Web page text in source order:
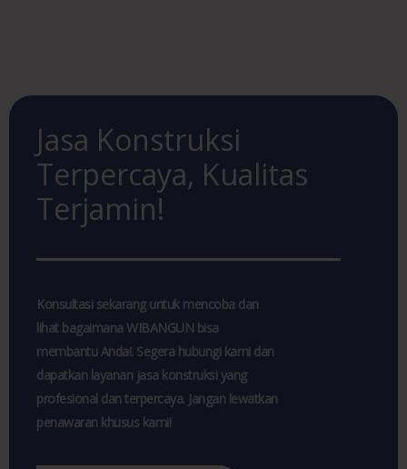
Jasa Konstruksi
Terpercaya, Kualitas
Terjamin!
Konsultasi sekarang untuk mencoba dan
lihat bagaimana WIBANGUN bisa
membantu Anda!. Segera hubungi kami dan
dapatkan layanan jasa konstruksi yang
profesional dan terpercaya. Jangan lewatkan
penawaran khusus kami!